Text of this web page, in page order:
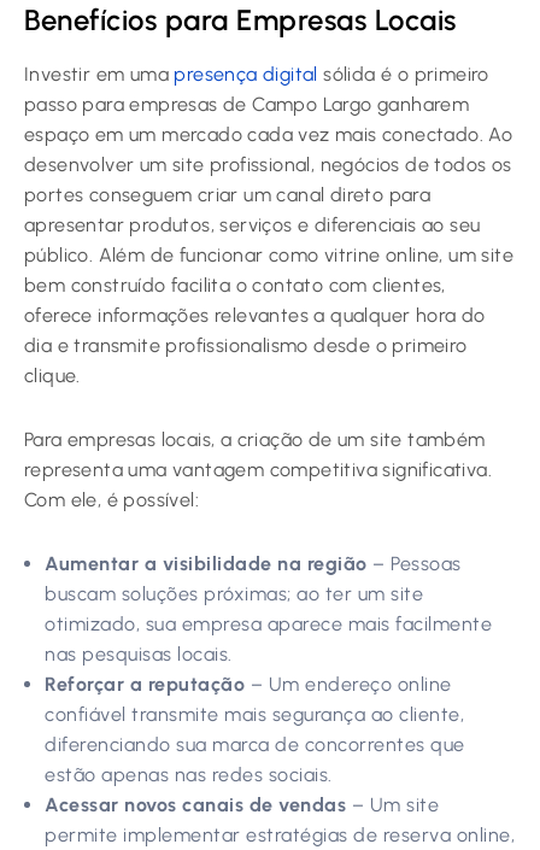
Benefícios para Empresas Locais
Investir em uma presença digital sólida é o primeiro
passo para empresas de Campo Largo ganharem
espaço em um mercado cada vez mais conectado. Ao
desenvolver um site profissional, negócios de todos os
portes conseguem criar um canal direto para
apresentar produtos, serviços e diferenciais ao seu
público. Além de funcionar como vitrine online, um site
bem construído facilita o contato com clientes,
oferece informações relevantes a qualquer hora do
dia e transmite profissionalismo desde o primeiro
clique.
Para empresas locais, a criação de um site também
representa uma vantagem competitiva significativa.
Com ele, é possível:
Aumentar a visibilidade na região – Pessoas
buscam soluções próximas; ao ter um site
otimizado, sua empresa aparece mais facilmente
nas pesquisas locais.
Reforçar a reputação – Um endereço online
confiável transmite mais segurança ao cliente,
diferenciando sua marca de concorrentes que
estão apenas nas redes sociais.
Acessar novos canais de vendas – Um site
permite implementar estratégias de reserva online,